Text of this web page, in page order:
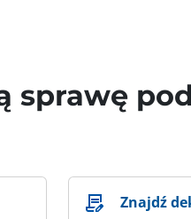
sprawę
Znajdź